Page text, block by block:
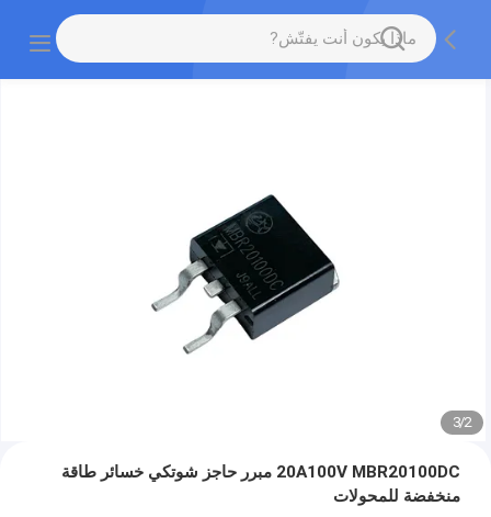
2
/
3
20A100V MBR20100DC مبرر حاجز شوتكي خسائر طاقة
منخفضة للمحولات